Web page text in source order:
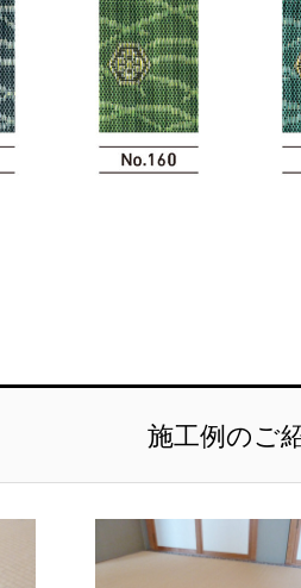
施工例のご